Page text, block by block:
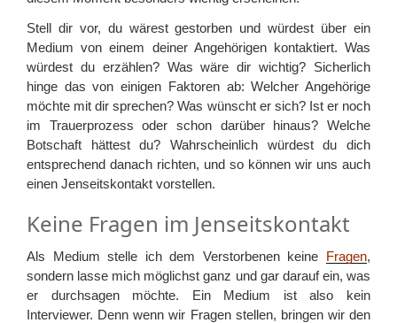
Stell dir vor, du wärest gestorben und würdest über ein
Medium von einem deiner Angehörigen kontaktiert. Was
würdest du erzählen? Was wäre dir wichtig? Sicherlich
hinge das von einigen Faktoren ab: Welcher Angehörige
möchte mit dir sprechen? Was wünscht er sich? Ist er noch
im Trauerprozess oder schon darüber hinaus? Welche
Botschaft hättest du? Wahrscheinlich würdest du dich
entsprechend danach richten, und so können wir uns auch
einen Jenseitskontakt vorstellen.
Keine Fragen im Jenseitskontakt
Als Medium stelle ich dem Verstorbenen keine Fragen,
sondern lasse mich möglichst ganz und gar darauf ein, was
er durchsagen möchte. Ein Medium ist also kein
Interviewer. Denn wenn wir Fragen stellen, bringen wir den